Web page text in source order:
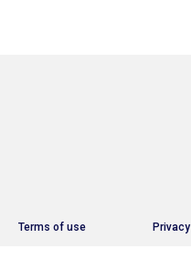
Terms of use